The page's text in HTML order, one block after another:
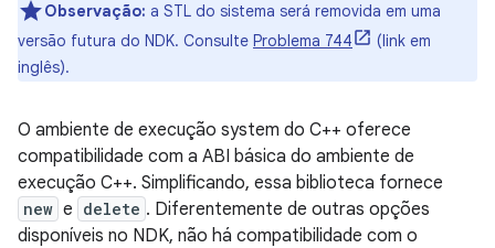
Observação: a STL do sistema será removida em uma
versão futura do NDK. Consulte Problema 744
(link em
inglês).
O ambiente de execução system do C++ oferece
compatibilidade com a ABI básica do ambiente de
execução C++. Simplificando, essa biblioteca fornece
new e delete . Diferentemente de outras opções
disponíveis no NDK, não há compatibilidade com o